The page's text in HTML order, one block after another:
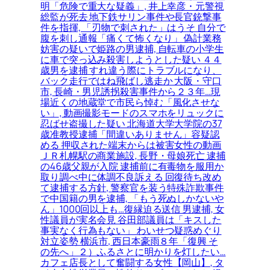
明「危険で重大な疑義」, 井上幸彦・元警視
総監が死去 地下鉄サリン事件や長官銃撃事
件を指揮, 「刃物で刺された」はうそ 自分で
腹を刺し通報「痛くて怖くなり」 偽計業務
妨害の疑いで姫路の男逮捕, 自転車の小学生
に車で突っ込み殺害しようとした疑い ４４
歳男を逮捕 すれ違う際にトラブルになり、
バック走行ではね飛ばし逃走か 大阪・守口
市, 長崎・男児誘拐殺害事件から２３年…現
場近くの地蔵堂で市民ら悼む「風化させな
い」, 動画撮影モードのスマホをリュックに
忍ばせ盗撮した疑い 北海道大学大学院の37
歳准教授逮捕「間違いありません」容疑認
める 押収された端末からは被害女性の動画
ＪＲ札幌駅の商業施設, 長野・母娘死亡 逮捕
の46歳父親が入院 逮捕前に有毒物を服用か
取り調べ中に体調不良訴える 回復待ち改め
て逮捕する方針, 警察官を装う特殊詐欺事件
で中国籍の男を逮捕, 「もう死ぬしかないや
ん」1000回以上も…復縁迫る送信 男逮捕, 女
性議員が実名会見 谷田部議員は「キスした
事実なく行為もない」 わいせつ疑惑めぐり
対立姿勢 横浜市, 西日本豪雨８年「復興 そ
の先へ」２）ふるさとに明かりを灯したい…
カフェ店長として奮闘する女性【岡山】, タ